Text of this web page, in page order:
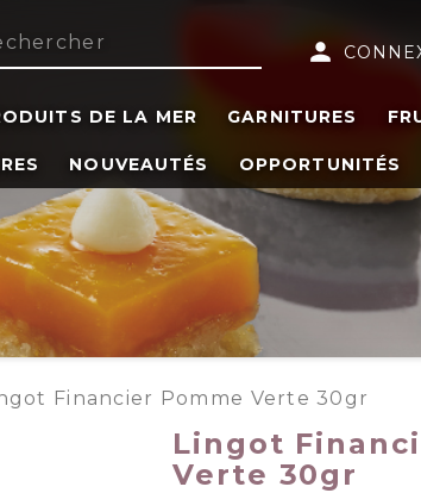
person
DE LA MER GARNITURES
NOUVEAUTÉS OPPORTUNITÉS
Financier Pomme Verte 30gr
Lingot
Verte 30gr